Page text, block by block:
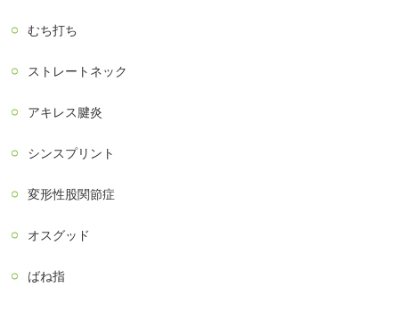
むち打ち
ストレートネック
アキレス腱炎
シンスプリント
変形性股関節症
オスグッド
ばね指